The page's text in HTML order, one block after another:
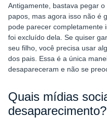
Antigamente, bastava pegar
papos, mas agora isso não é
pode parecer completamente
foi excluído dela. Se quiser
seu filho, você precisa usar
dos pais. Essa é a única
desapareceram e não se
Quais mídias
desaparecimento?